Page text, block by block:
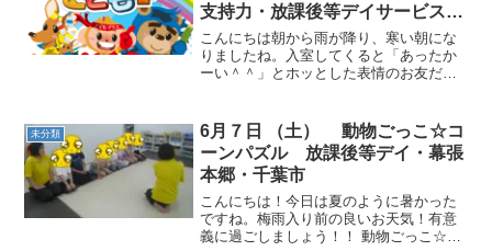
支持力・放課後等デイサービス・
児童発達支援
こんにちは朝から雨が降り、寒い朝にな
りましたね。入室してくると「あったか
ーい＾＾」とホッとした表情のお友だち
した。動物ごっこ☆動物ごっこの合間に
は、平均台の上に乗りバラ...
未分類
6月７日 （土） 動物ごっこ☆コ
ーンパズル 放課後等デイ・幕張
本郷・千葉市
こんにちは！今日は夏のように暑かった
ですね。梅雨入り前の良いお天気！有意
義に過ごしましょう！！ 動物ごっこ☆自